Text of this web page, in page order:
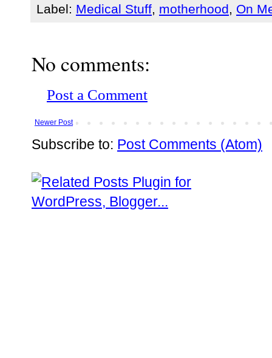
Label: Medical Stuff, motherhood, On
No comments:
Post a Comment
Newer Post
Subscribe to: Post Comments (Atom)